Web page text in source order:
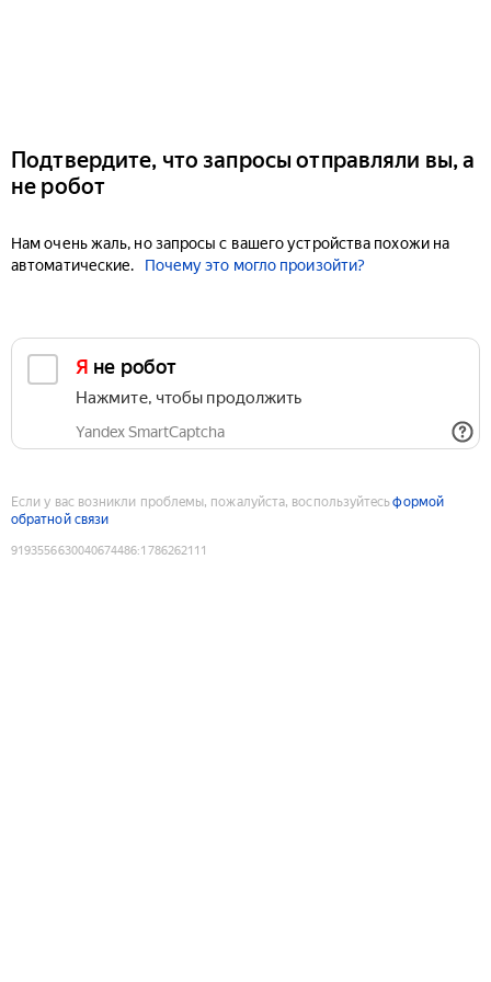
Подтвердите, что запросы отправляли вы, а
не робот
Нам очень жаль, но запросы с вашего устройства похожи на
автоматические.
Почему это могло произойти?
Я не робот
Нажмите, чтобы продолжить
Yandex SmartCaptcha
Если у вас возникли проблемы, пожалуйста, воспользуйтесьформой
обратной связи
9193556630040674486:1786262111